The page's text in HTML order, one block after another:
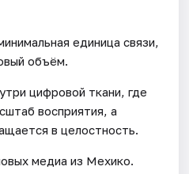
единица связи,
объём.
цифровой ткани, где
восприятия, а
в целостность.
медиа из Мехико.